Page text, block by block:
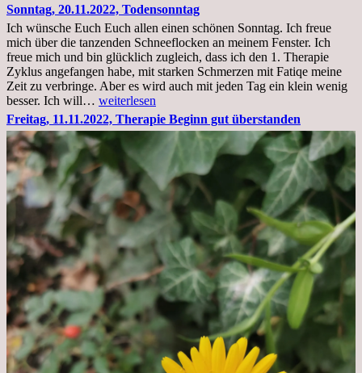
Krankenhaus
stationär
Sonntag, 20.11.2022, Todensonntag
Ich wünsche Euch Euch allen einen schönen Sonntag. Ich freue
mich über die tanzenden Schneeflocken an meinem Fenster. Ich
freue mich und bin glücklich zugleich, dass ich den 1. Therapie
Zyklus angefangen habe, mit starken Schmerzen mit Fatiqe meine
Zeit zu verbringe. Aber es wird auch mit jeden Tag ein klein wenig
besser. Ich will… Sonntag,
20.11.2022,
Todensonntag
weiterlesen
Freitag, 11.11.2022, Therapie Beginn gut überstanden